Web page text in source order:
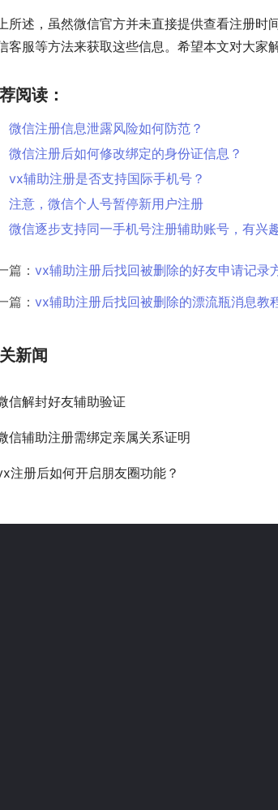
所述，虽然微信官方并未直接提供查看注册时
客服等方法来获取这些信息。希望本文对大家
阅读：
微信注册信息泄露风险如何防范？
微信注册后如何修改绑定的身份证信息？
vx辅助注册是否支持国际手机号？
注意，微信个人号暂停新用户注册
微信逐步支持同一手机号注册辅助账号，有兴
篇： vx辅助注册后找回被删除的好友申请记录
篇： vx辅助注册后找回被删除的漂流瓶消息教程
新闻
信解封好友辅助验证
信辅助注册需绑定亲属关系证明
注册后如何开启朋友圈功能？